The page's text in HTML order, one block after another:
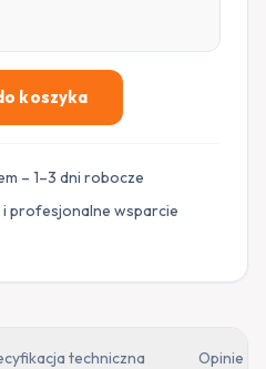
koszyka
– 1–3 dni robocze
profesjonalne wsparcie
techniczna Opinie